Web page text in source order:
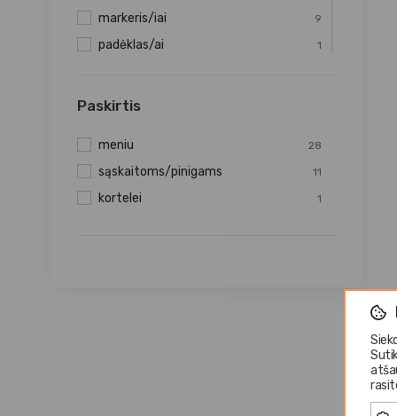
markeris/iai 9
padėklas/ai 1
lenta
padėkliukas 6
kempinė 1
lipdukai 2
Paskirtis
meniu 28
sąskaitoms/pinigams 11
kortelei 1